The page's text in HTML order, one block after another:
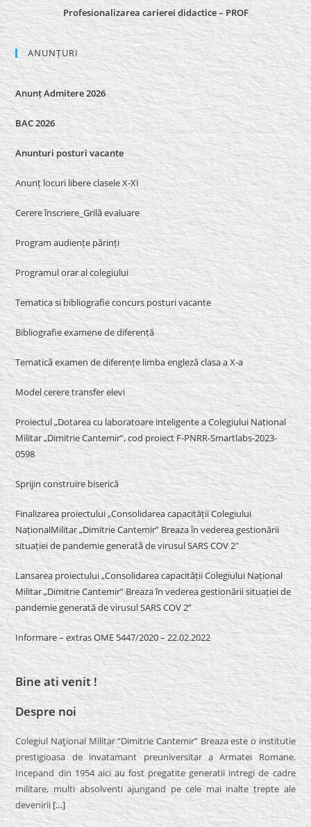
Profesionalizarea carierei didactice – PROF
ANUNȚURI
Anunț Admitere 2026
BAC 2026
Anunturi posturi vacante
Anunț locuri libere clasele X-XI
Cerere înscriere_Grilă evaluare
Program audiențe părinți
Programul orar al colegiului
Tematica si bibliografie concurs posturi vacante
Bibliografie examene de diferență
Tematică examen de diferențe limba engleză clasa a X-a
Model cerere transfer elevi
Proiectul „Dotarea cu laboratoare inteligente a Colegiului Național
Militar „Dimitrie Cantemir”, cod proiect F-PNRR-Smartlabs-2023-
0598
Sprijin construire biserică
Finalizarea proiectului „Consolidarea capacității Colegiului
NaționalMilitar „Dimitrie Cantemir” Breaza în vederea gestionării
situației de pandemie generată de virusul SARS COV 2″
Lansarea proiectului „Consolidarea capacității Colegiului Național
Militar „Dimitrie Cantemir” Breaza în vederea gestionării situației de
pandemie generată de virusul SARS COV 2”
Informare – extras OME 5447/2020 – 22.02.2022
Bine ati venit !
Despre noi
Colegiul Naţional Militar “Dimitrie Cantemir” Breaza este o institutie
prestigioasa de invatamant preuniversitar a Armatei Romane.
Incepand din 1954 aici au fost pregatite generatii intregi de cadre
militare, multi absolventi ajungand pe cele mai inalte trepte ale
devenirii […]